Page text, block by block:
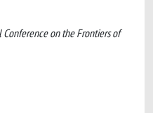
on the Frontiers of